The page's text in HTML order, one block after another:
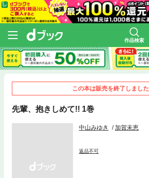
作品検索
この本は販売を終了しました
先輩、抱きしめて!! 1巻
中山みゆき 加賀未恵
返品不可